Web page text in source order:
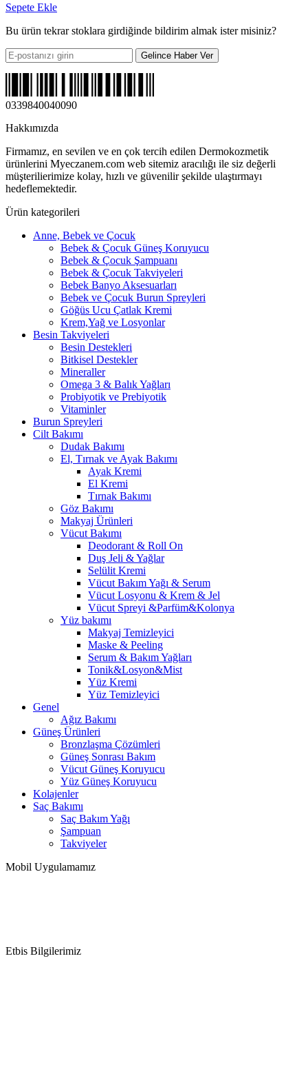
Sepete Ekle
Bu ürün tekrar stoklara girdiğinde bildirim almak ister misiniz?
Gelince Haber Ver
0339840040090
Hakkımızda
Firmamız, en sevilen ve en çok tercih edilen Dermokozmetik
ürünlerini Myeczanem.com web sitemiz aracılığı ile siz değerli
müşterilierimize kolay, hızlı ve güvenilir şekilde ulaştırmayı
hedeflemektedir.
Ürün kategorileri
Anne, Bebek ve Çocuk
Bebek & Çocuk Güneş Koruyucu
Bebek & Çocuk Şampuanı
Bebek & Çocuk Takviyeleri
Bebek Banyo Aksesuarları
Bebek ve Çocuk Burun Spreyleri
Göğüs Ucu Çatlak Kremi
Krem,Yağ ve Losyonlar
Besin Takviyeleri
Besin Destekleri
Bitkisel Destekler
Mineraller
Omega 3 & Balık Yağları
Probiyotik ve Prebiyotik
Vitaminler
Burun Spreyleri
Cilt Bakımı
Dudak Bakımı
El, Tırnak ve Ayak Bakımı
Ayak Kremi
El Kremi
Tırnak Bakımı
Göz Bakımı
Makyaj Ürünleri
Vücut Bakımı
Deodorant & Roll On
Duş Jeli & Yağlar
Selülit Kremi
Vücut Bakım Yağı & Serum
Vücut Losyonu & Krem & Jel
Vücut Spreyi &Parfüm&Kolonya
Yüz bakımı
Makyaj Temizleyici
Maske & Peeling
Serum & Bakım Yağları
Tonik&Losyon&Mist
Yüz Kremi
Yüz Temizleyici
Genel
Ağız Bakımı
Güneş Ürünleri
Bronzlaşma Çözümleri
Güneş Sonrası Bakım
Vücut Güneş Koruyucu
Yüz Güneş Koruyucu
Kolajenler
Saç Bakımı
Saç Bakım Yağı
Şampuan
Takviyeler
Mobil Uygulamamız
Etbis Bilgilerimiz